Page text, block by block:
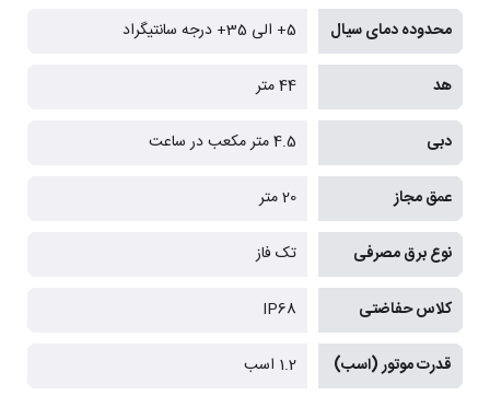
محدوده دمای سیال 5+ الی 35+ درجه سانتیگراد
هد 44 متر
دبی 4.5 متر مکعب در ساعت
عمق مجاز 20 متر
نوع برق مصرفی تک فاز
کلاس حفاضتی IP68
قدرت موتور (اسب) 1.2 اسب